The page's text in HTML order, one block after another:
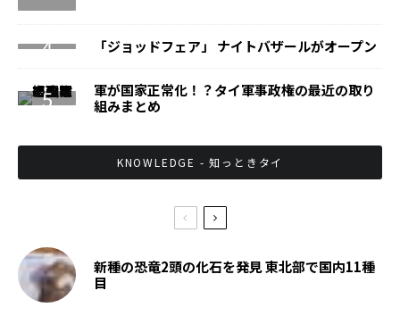
「ジョッドフェア」 ナイトバザールがオープン
軍が国家正常化！？タイ軍事政権の最近の取り
組みまとめ
KNOWLEDGE - 知っときタイ
新種の恐竜2頭の化石を発見 東北部で国内11種
目